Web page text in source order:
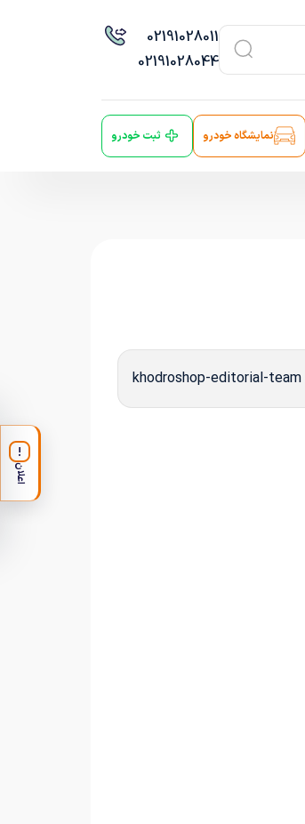
02191028011
02191028044
نمایشگاه خودرو ثبت خودرو
khodroshop-editorial-team
!
اعلان